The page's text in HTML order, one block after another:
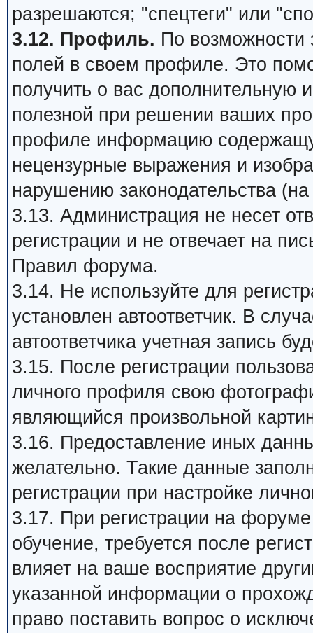
разрешаются; "спецтеги" или
3.12. Профиль. По возможности
полей в своем профиле. Это
получить о вас дополнительную
полезной при решении ваших
профиле информацию
нецензурные выражения и
нарушению законодательства
3.13. Администрация не несет
регистрации и не отвечает на
Правил форума.
3.14. Не используйте для
установлен автоответчик. В
автоответчика учетная запись
3.15. После регистрации
личного профиля свою
являющийся произвольной
3.16. Предоставление иных
желательно. Такие данные
регистрации при настройке
3.17. При регистрации на
обучение, требуется после
влияет на ваше восприятие
указанной информации о
право поставить вопрос о